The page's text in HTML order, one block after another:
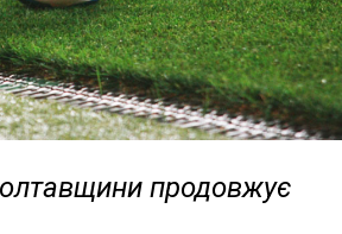
продовжує